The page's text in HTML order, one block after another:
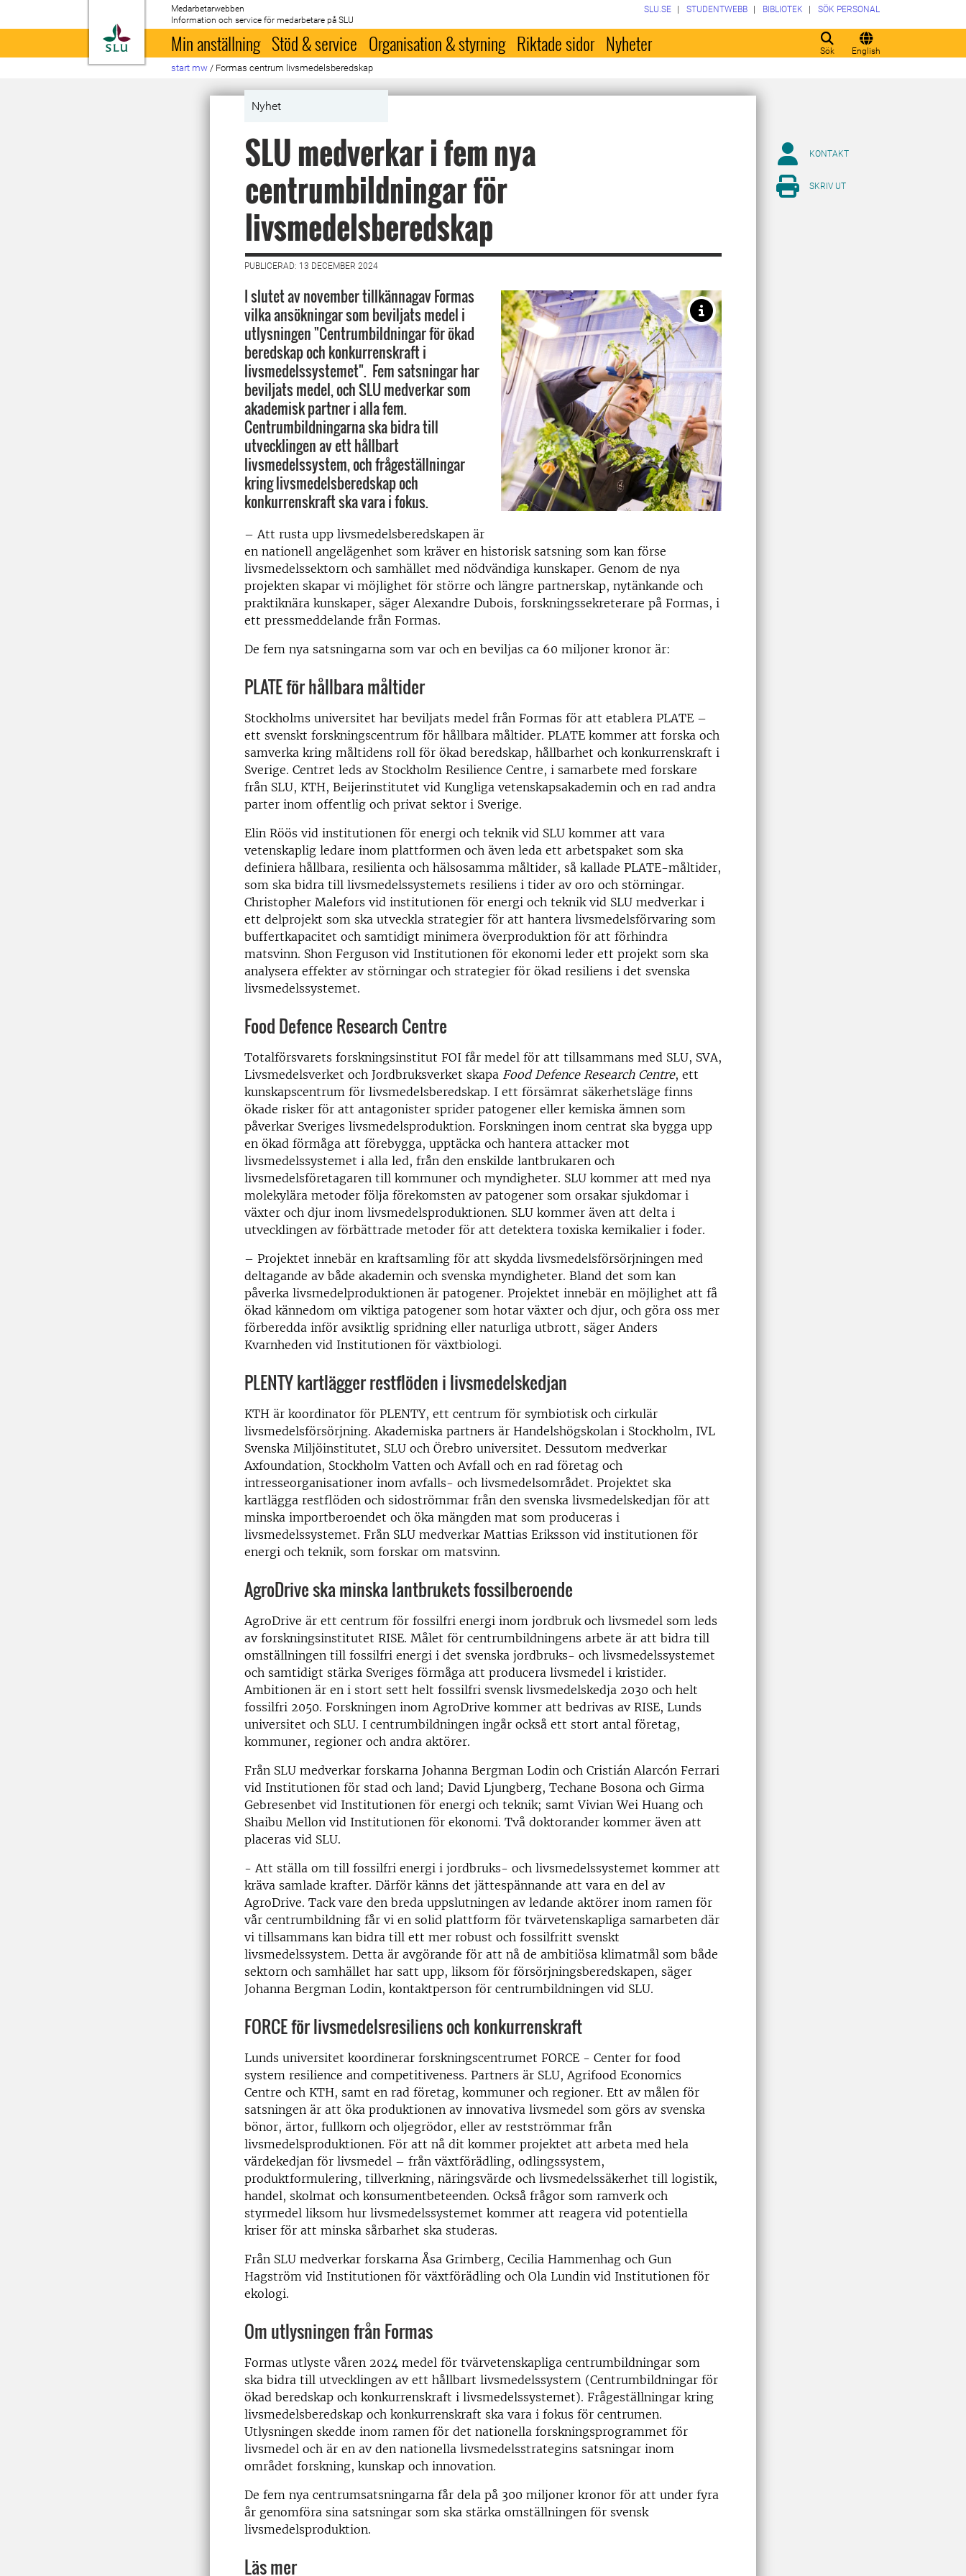
Till startsida
Medarbetarwebben
Information och service för medarbetare på SLU
Sök English
SLU.SE STUDENTWEBB BIBLIOTEK SÖK PERSONAL
Min anställning Stöd & service Organisation & styrning Riktade sidor Nyheter
start mw / Formas centrum livsmedelsberedskap
Nyhet
SLU medverkar i fem nya
centrumbildningar för
livsmedelsberedskap
PUBLICERAD: 13 DECEMBER 2024
I slutet av november tillkännagav Formas
vilka ansökningar som beviljats medel i
utlysningen "Centrumbildningar för ökad
beredskap och konkurrenskraft i
livsmedelssystemet". Fem satsningar har
beviljats medel, och SLU medverkar som
akademisk partner i alla fem.
Centrumbildningarna ska bidra till
utvecklingen av ett hållbart
livsmedelssystem, och frågeställningar
kring livsmedelsberedskap och
konkurrenskraft ska vara i fokus.
– Att rusta upp livsmedelsberedskapen är
en nationell angelägenhet som kräver en historisk satsning som kan förse
livsmedelssektorn och samhället med nödvändiga kunskaper. Genom de nya
projekten skapar vi möjlighet för större och längre partnerskap, nytänkande och
praktiknära kunskaper, säger Alexandre Dubois, forskningssekreterare på Formas, i
ett pressmeddelande från Formas.
De fem nya satsningarna som var och en beviljas ca 60 miljoner kronor är:
PLATE för hållbara måltider
Stockholms universitet har beviljats medel från Formas för att etablera PLATE –
ett svenskt forskningscentrum för hållbara måltider. PLATE kommer att forska och
samverka kring måltidens roll för ökad beredskap, hållbarhet och konkurrenskraft i
Sverige. Centret leds av Stockholm Resilience Centre, i samarbete med forskare
från SLU, KTH, Beijerinstitutet vid Kungliga vetenskapsakademin och en rad andra
parter inom offentlig och privat sektor i Sverige.
Elin Röös vid institutionen för energi och teknik vid SLU kommer att vara
vetenskaplig ledare inom plattformen och även leda ett arbetspaket som ska
definiera hållbara, resilienta och hälsosamma måltider, så kallade PLATE-måltider,
som ska bidra till livsmedelssystemets resiliens i tider av oro och störningar.
Christopher Malefors vid institutionen för energi och teknik vid SLU medverkar i
ett delprojekt som ska utveckla strategier för att hantera livsmedelsförvaring som
buffertkapacitet och samtidigt minimera överproduktion för att förhindra
matsvinn. Shon Ferguson vid Institutionen för ekonomi leder ett projekt som ska
analysera effekter av störningar och strategier för ökad resiliens i det svenska
livsmedelssystemet.
Food Defence Research Centre
Totalförsvarets forskningsinstitut FOI får medel för att tillsammans med SLU, SVA,
Livsmedelsverket och Jordbruksverket skapa Food Defence Research Centre, ett
kunskapscentrum för livsmedelsberedskap. I ett försämrat säkerhetsläge finns
ökade risker för att antagonister sprider patogener eller kemiska ämnen som
påverkar Sveriges livsmedelsproduktion. Forskningen inom centrat ska bygga upp
en ökad förmåga att förebygga, upptäcka och hantera attacker mot
livsmedelssystemet i alla led, från den enskilde lantbrukaren och
livsmedelsföretagaren till kommuner och myndigheter. SLU kommer att med nya
molekylära metoder följa förekomsten av patogener som orsakar sjukdomar i
växter och djur inom livsmedelsproduktionen. SLU kommer även att delta i
utvecklingen av förbättrade metoder för att detektera toxiska kemikalier i foder.
– Projektet innebär en kraftsamling för att skydda livsmedelsförsörjningen med
deltagande av både akademin och svenska myndigheter. Bland det som kan
påverka livsmedelproduktionen är patogener. Projektet innebär en möjlighet att få
ökad kännedom om viktiga patogener som hotar växter och djur, och göra oss mer
förberedda inför avsiktlig spridning eller naturliga utbrott, säger Anders
Kvarnheden vid Institutionen för växtbiologi.
PLENTY kartlägger restflöden i livsmedelskedjan
KTH är koordinator för PLENTY, ett centrum för symbiotisk och cirkulär
livsmedelsförsörjning. Akademiska partners är Handelshögskolan i Stockholm, IVL
Svenska Miljöinstitutet, SLU och Örebro universitet. Dessutom medverkar
Axfoundation, Stockholm Vatten och Avfall och en rad företag och
intresseorganisationer inom avfalls- och livsmedelsområdet. Projektet ska
kartlägga restflöden och sidoströmmar från den svenska livsmedelskedjan för att
minska importberoendet och öka mängden mat som produceras i
livsmedelssystemet. Från SLU medverkar Mattias Eriksson vid institutionen för
energi och teknik, som forskar om matsvinn.
AgroDrive ska minska lantbrukets fossilberoende
AgroDrive är ett centrum för fossilfri energi inom jordbruk och livsmedel som leds
av forskningsinstitutet RISE. Målet för centrumbildningens arbete är att bidra till
omställningen till fossilfri energi i det svenska jordbruks- och livsmedelssystemet
och samtidigt stärka Sveriges förmåga att producera livsmedel i kristider.
Ambitionen är en i stort sett helt fossilfri svensk livsmedelskedja 2030 och helt
fossilfri 2050. Forskningen inom AgroDrive kommer att bedrivas av RISE, Lunds
universitet och SLU. I centrumbildningen ingår också ett stort antal företag,
kommuner, regioner och andra aktörer.
Från SLU medverkar forskarna Johanna Bergman Lodin och Cristián Alarcón Ferrari
vid Institutionen för stad och land; David Ljungberg, Techane Bosona och Girma
Gebresenbet vid Institutionen för energi och teknik; samt Vivian Wei Huang och
Shaibu Mellon vid Institutionen för ekonomi. Två doktorander kommer även att
placeras vid SLU.
- Att ställa om till fossilfri energi i jordbruks- och livsmedelssystemet kommer att
kräva samlade krafter. Därför känns det jättespännande att vara en del av
AgroDrive. Tack vare den breda uppslutningen av ledande aktörer inom ramen för
vår centrumbildning får vi en solid plattform för tvärvetenskapliga samarbeten där
vi tillsammans kan bidra till ett mer robust och fossilfritt svenskt
livsmedelssystem. Detta är avgörande för att nå de ambitiösa klimatmål som både
sektorn och samhället har satt upp, liksom för försörjningsberedskapen, säger
Johanna Bergman Lodin, kontaktperson för centrumbildningen vid SLU.
FORCE för livsmedelsresiliens och konkurrenskraft
Lunds universitet koordinerar forskningscentrumet FORCE - Center for food
system resilience and competitiveness. Partners är SLU, Agrifood Economics
Centre och KTH, samt en rad företag, kommuner och regioner. Ett av målen för
satsningen är att öka produktionen av innovativa livsmedel som görs av svenska
bönor, ärtor, fullkorn och oljegrödor, eller av restströmmar från
livsmedelsproduktionen. För att nå dit kommer projektet att arbeta med hela
värdekedjan för livsmedel – från växtförädling, odlingssystem,
produktformulering, tillverkning, näringsvärde och livsmedelssäkerhet till logistik,
handel, skolmat och konsumentbeteenden. Också frågor som ramverk och
styrmedel liksom hur livsmedelssystemet kommer att reagera vid potentiella
kriser för att minska sårbarhet ska studeras.
Från SLU medverkar forskarna Åsa Grimberg, Cecilia Hammenhag och Gun
Hagström vid Institutionen för växtförädling och Ola Lundin vid Institutionen för
ekologi.
Om utlysningen från Formas
Formas utlyste våren 2024 medel för tvärvetenskapliga centrumbildningar som
ska bidra till utvecklingen av ett hållbart livsmedelssystem (Centrumbildningar för
ökad beredskap och konkurrenskraft i livsmedelssystemet). Frågeställningar kring
livsmedelsberedskap och konkurrenskraft ska vara i fokus för centrumen.
Utlysningen skedde inom ramen för det nationella forskningsprogrammet för
livsmedel och är en av den nationella livsmedelsstrategins satsningar inom
området forskning, kunskap och innovation.
De fem nya centrumsatsningarna får dela på 300 miljoner kronor för att under fyra
år genomföra sina satsningar som ska stärka omställningen för svensk
livsmedelsproduktion.
Läs mer
KONTAKT
SKRIV UT